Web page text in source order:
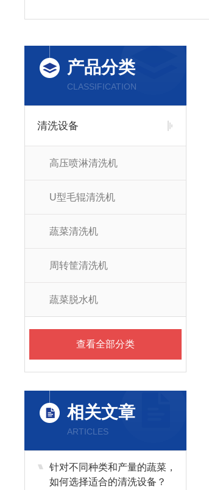
产品分类
CLASSIFICATION
清洗设备
高压喷淋清洗机
U型毛辊清洗机
蔬菜清洗机
周转筐清洗机
蔬菜脱水机
查看全部分类
相关文章
ARTICLES
针对不同种类和产量的蔬菜，
如何选择适合的清洗设备？